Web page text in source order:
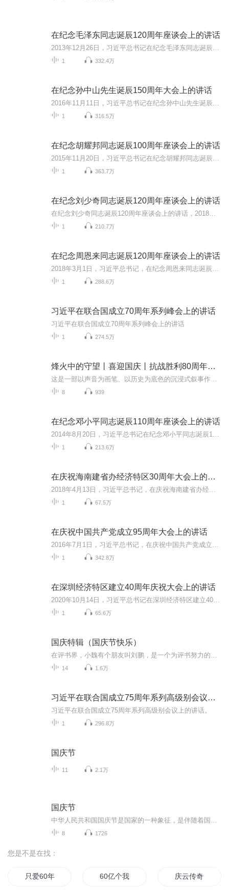
在纪念毛泽东同志诞辰120周年座谈会上的讲话
1 332.4万
在纪念孙中山先生诞辰150周年大会上的讲话
1 316.5万
在纪念胡耀邦同志诞辰100周年座谈会上的讲话
1 363.7万
在纪念刘少奇同志诞辰120周年座谈会上的讲话
1 210.7万
在纪念周恩来同志诞辰120周年座谈会上的讲话
1 288.6万
习近平在联合国成立70周年系列峰会上的讲话
习近平在联合国成立70周年系列峰会上的讲话
1 274.5万
烽火中的守望丨喜迎国庆丨抗战胜利80周年丨广播剧
8 939
在纪念邓小平同志诞辰110周年座谈会上的讲话
1 213.6万
在庆祝海南建省办经济特区30周年大会上的讲话
1 67.5万
在庆祝中国共产党成立95周年大会上的讲话
1 342.8万
在深圳经济特区建立40周年庆祝大会上的讲话
1 65.6万
国庆特辑（国庆节快乐）
14 1.6万
习近平在联合国成立75周年系列高级别会议上的讲话
习近平在联合国成立75周年系列高级别会议上的讲话。
1 296.8万
国庆节
11 2.1万
国庆节
8 1726
您是不是在找：
只爱60年 60亿个我 庆云传奇